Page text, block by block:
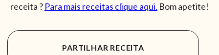
receita ? Para mais receitas clique aqui. Bom apetite!
PARTILHAR RECEITA